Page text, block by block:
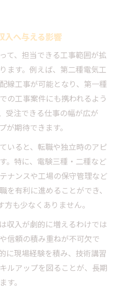
入へ与える影響
て、担当できる工事範囲が拡
ます。例えば、第二種電気工
線工事が可能となり、第一種
の工事案件にも携われるよう
受注できる仕事の幅が広が
が期待できます。
いると、転職や独立時のアピ
。特に、電験三種・二種など
ナンスや工場の保守管理など
を有利に進めることができ、
も少なくありません。
収入が劇的に増えるわけでは
信頼の積み重ねが不可欠で
に現場経験を積み、技術講習
ルアップを図ることが、長期
。